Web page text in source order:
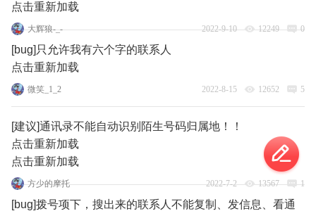
点击重新加载
大辉狼-_- 2022-9-10 12249 0
[bug]只允许我有六个字的联系人
点击重新加载
微笑_1_2 2022-8-15 12652 5
[建议]通讯录不能自动识别陌生号码归属地！！
点击重新加载
点击重新加载
方少的摩托 2022-7-2 13567 1
[bug]拨号项下，搜出来的联系人不能复制、发信息、看通